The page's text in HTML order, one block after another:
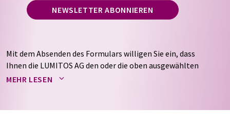
NEWSLETTER ABONNIEREN
Mit dem Absenden des Formulars willigen Sie ein, dass
Ihnen die LUMITOS AG den oder die oben ausgewählten
Newsletter per E-Mail zusendet. Ihre Daten werden
auf Basis unsererDatenschutzerklärung. LUMITOS darf
MEHR LESEN